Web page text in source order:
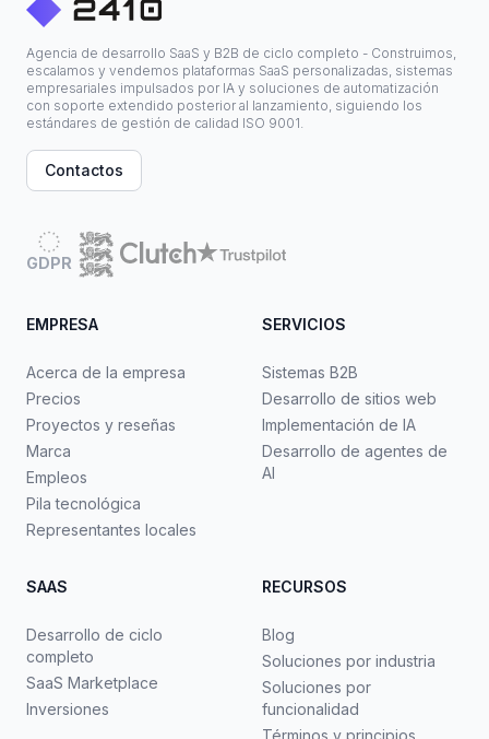
Agencia de desarrollo SaaS y B2B de ciclo completo - Construimos,
escalamos y vendemos plataformas SaaS personalizadas, sistemas
empresariales impulsados por IA y soluciones de automatización
con soporte extendido posterior al lanzamiento, siguiendo los
estándares de gestión de calidad ISO 9001.
Contactos
GDPR
EMPRESA
Acerca de la empresa
Precios
Proyectos y reseñas
Marca
Empleos
Pila tecnológica
Representantes locales
SERVICIOS
Sistemas B2B
Desarrollo de sitios web
Implementación de IA
Desarrollo de agentes de
AI
SAAS
Desarrollo de ciclo
completo
SaaS Marketplace
Inversiones
RECURSOS
Blog
Soluciones por industria
Soluciones por
funcionalidad
Términos y principios